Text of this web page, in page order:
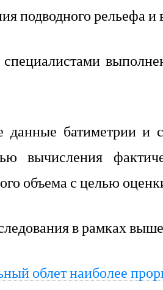
подводного рельефа
данные батиметрии и
вычисления
объема с целью
в рамках
облет наиболее